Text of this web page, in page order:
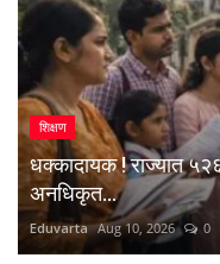
शिक्षण
धक्कादायक ! राज्यात
अनधिकृत...
Eduvarta Aug 10, 2026 0